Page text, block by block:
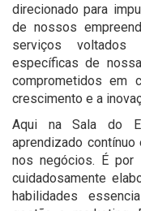
direcionado para
de nossos
serviços voltados
específicas de
comprometidos em
crescimento e a
Aqui na Sala do
aprendizado
nos negócios. É por
cuidadosamente
habilidades